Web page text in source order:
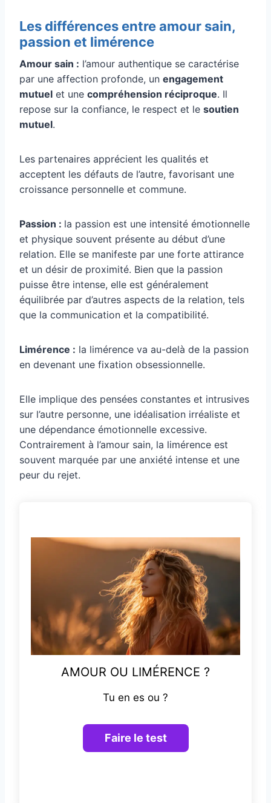
Les différences entre amour sain,
passion et limérence
Amour sain : l’amour authentique se caractérise
par une affection profonde, un engagement
mutuel et une compréhension réciproque. Il
repose sur la confiance, le respect et le soutien
mutuel.
Les partenaires apprécient les qualités et
acceptent les défauts de l’autre, favorisant une
croissance personnelle et commune.
Passion : la passion est une intensité émotionnelle
et physique souvent présente au début d’une
relation. Elle se manifeste par une forte attirance
et un désir de proximité. Bien que la passion
puisse être intense, elle est généralement
équilibrée par d’autres aspects de la relation, tels
que la communication et la compatibilité.
Limérence : la limérence va au-delà de la passion
en devenant une fixation obsessionnelle.
Elle implique des pensées constantes et intrusives
sur l’autre personne, une idéalisation irréaliste et
une dépendance émotionnelle excessive.
Contrairement à l’amour sain, la limérence est
souvent marquée par une anxiété intense et une
peur du rejet.
AMOUR OU LIMÉRENCE ?
Tu en es ou ?